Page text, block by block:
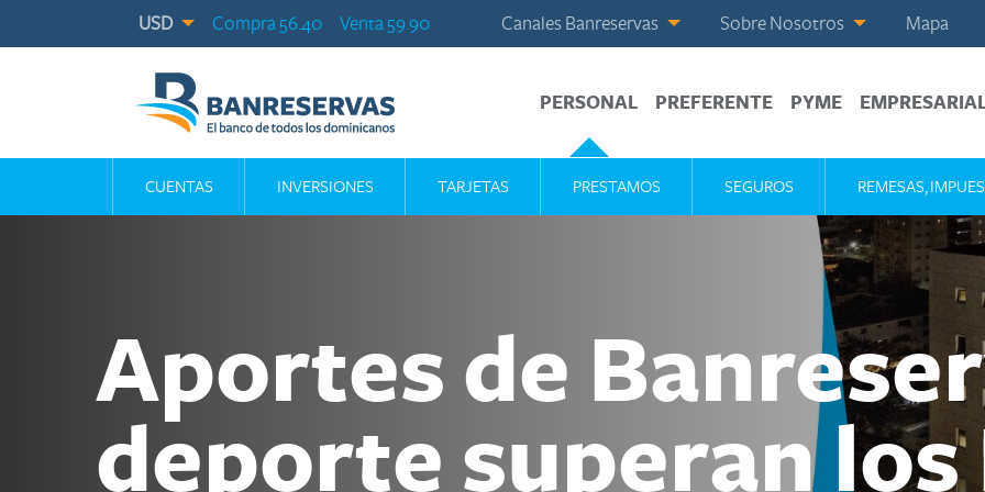
USD Compra 56.40 Venta 59.90 Canales Banreservas Sobre Nosotros Mapa
PERSONAL
CUENTAS INVERSIONES TARJETAS PRESTAMOS SEGUROS REMESAS,
PREFERENTE PYME
Aportes de
deporte superan los